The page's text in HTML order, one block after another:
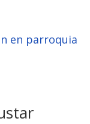
en parroquia